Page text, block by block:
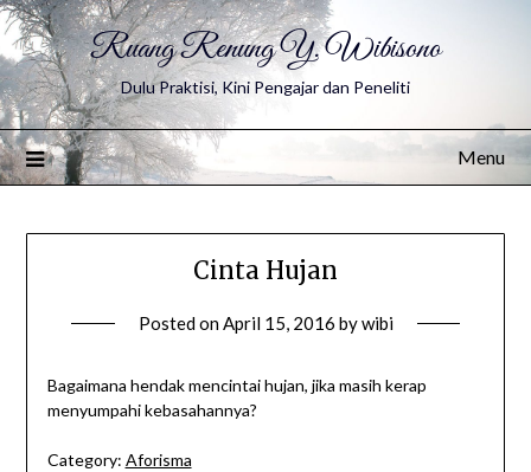
Ruang Renung Y. Wibisono
Dulu Praktisi, Kini Pengajar dan Peneliti
Menu
Cinta Hujan
Posted onApril 15, 2016 bywibi
Bagaimana hendak mencintai hujan, jika masih kerap
menyumpahi kebasahannya?
Category: Aforisma